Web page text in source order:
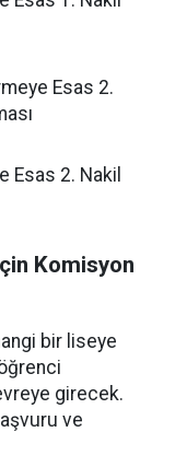
Esas 2.
Esas 2. Nakil
Komisyon
bir liseye
girecek.
ve